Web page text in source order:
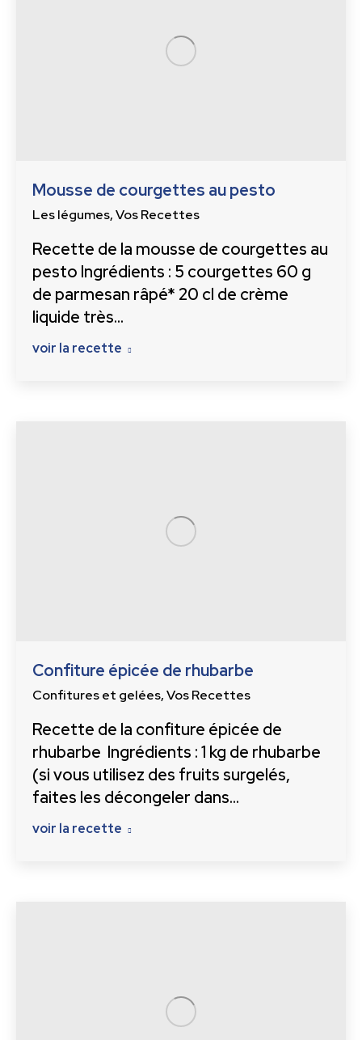
Mousse de courgettes au pesto
Les légumes,Vos Recettes
Recette de la mousse de courgettes au
pesto Ingrédients : 5 courgettes 60 g
de parmesan râpé* 20 cl de crème
liquide très…
voir la recette
Confiture épicée de rhubarbe
Confitures et gelées,Vos Recettes
Recette de la confiture épicée de
rhubarbe Ingrédients : 1 kg de rhubarbe
(si vous utilisez des fruits surgelés,
faites les décongeler dans…
voir la recette